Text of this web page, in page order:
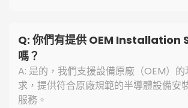
Q: 你們有提供 OEM Installation
嗎？
A: 是的，我們支援設備原廠（OEM）
求，提供符合原廠規範的半導體設備安
服務。